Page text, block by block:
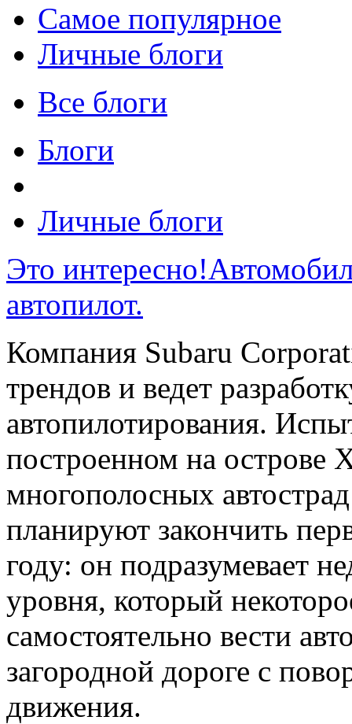
Самое популярное
Личные блоги
Все блоги
Блоги
Личные блоги
Это
автопилот.
Компания Subaru
трендов и ведет
автопилотирования.
построенном на острове
многополосных
планируют закончить
году: он подразумевает
уровня, который
самостоятельно вести
загородной дороге с
движения.